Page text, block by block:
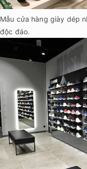
Mẫu cửa hàng giày dép
độc đáo.